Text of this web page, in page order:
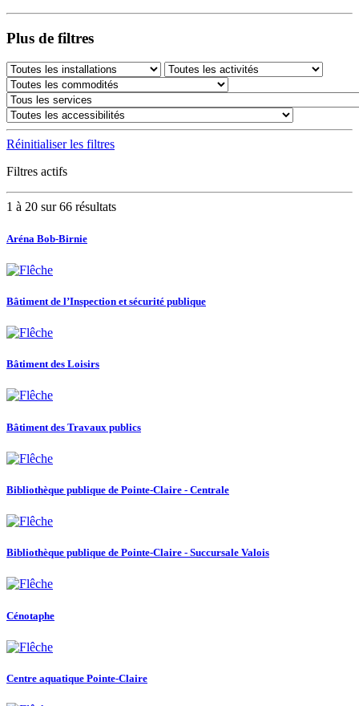
Plus de filtres
Réinitialiser les filtres
Filtres actifs
1 à 20 sur 66 résultats
Aréna Bob-Birnie
Bâtiment de l’Inspection et sécurité publique
Bâtiment des Loisirs
Bâtiment des Travaux publics
Bibliothèque publique de Pointe-Claire - Centrale
Bibliothèque publique de Pointe-Claire - Succursale Valois
Cénotaphe
Centre aquatique Pointe-Claire